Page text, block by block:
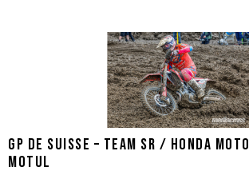
GP de Suisse – Team SR / Honda
Motul